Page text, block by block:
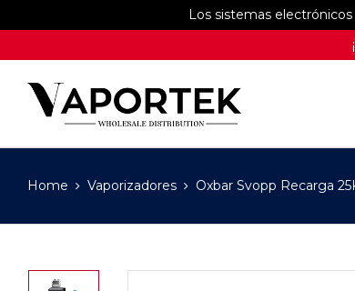
Los sistemas
Home Vaporizadores Oxbar Svopp Recarga